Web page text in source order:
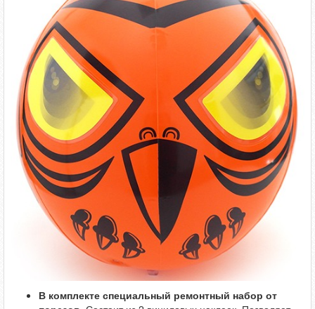
В комплекте специальный ремонтный набор от